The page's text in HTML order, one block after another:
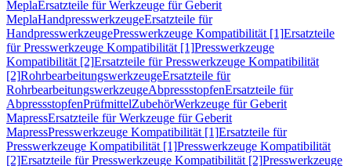
MeplaErsatzteile für Werkzeuge für Geberit
MeplaHandpresswerkzeugeErsatzteile für
HandpresswerkzeugePresswerkzeuge Kompatibilität [1]Ersatzteile
für Presswerkzeuge Kompatibilität [1]Presswerkzeuge
Kompatibilität [2]Ersatzteile für Presswerkzeuge Kompatibilität
[2]RohrbearbeitungswerkzeugeErsatzteile für
RohrbearbeitungswerkzeugeAbpressstopfenErsatzteile für
AbpressstopfenPrüfmittelZubehörWerkzeuge für Geberit
MapressErsatzteile für Werkzeuge für Geberit
MapressPresswerkzeuge Kompatibilität [1]Ersatzteile für
Presswerkzeuge Kompatibilität [1]Presswerkzeuge Kompatibilität
[2]Ersatzteile für Presswerkzeuge Kompatibilität [2]Presswerkzeuge